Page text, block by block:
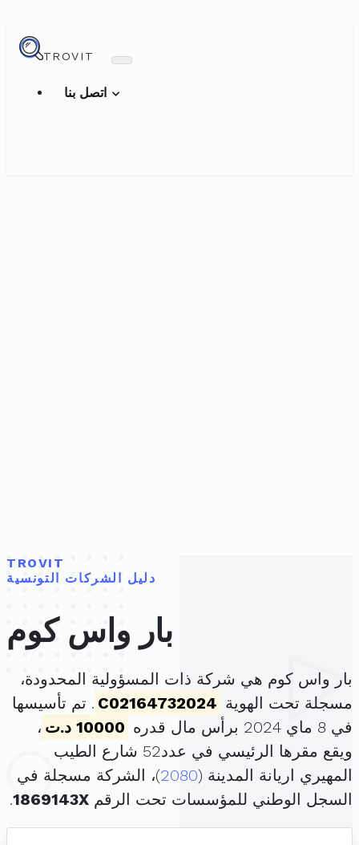
TROVIT
TROVIT
دليل الشركات التونسية
بار واس كوم
بار واس كوم هي شركة ذات المسؤولية المحدودة،
مسجلة تحت الهوية C02164732024 . تم تأسيسها
في 8 ماي 2024 برأس مال قدره
10000 د.ت
،
ويقع مقرها الرئيسي في عدد52 شارع الطيب
المهيري اريانة المدينة (2080)، الشركة مسجلة في
السجل الوطني للمؤسسات تحت الرقم 1869143X
.